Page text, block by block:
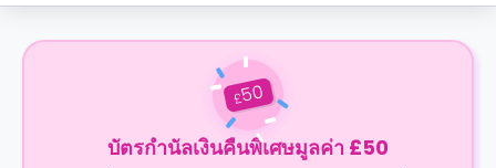
£50
บัตรกำนัลเงินคืนพิเศษมูลค่า £50